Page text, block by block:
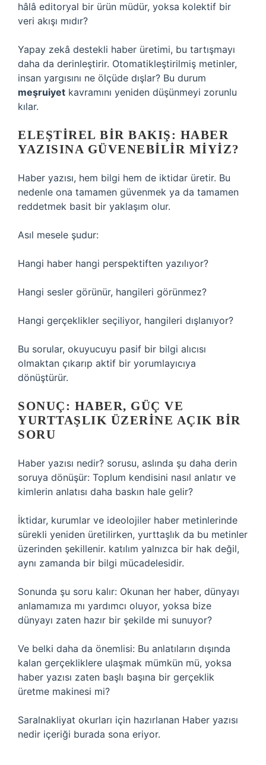
hâlâ editoryal bir ürün müdür, yoksa kolektif bir
veri akışı mıdır?
Yapay zekâ destekli haber üretimi, bu tartışmayı
daha da derinleştirir. Otomatikleştirilmiş metinler,
insan yargısını ne ölçüde dışlar? Bu durum
meşruiyet kavramını yeniden düşünmeyi zorunlu
kılar.
ELEŞTIREL BIR BAKIŞ: HABER
YAZISINA GÜVENEBILIR MIYIZ?
Haber yazısı, hem bilgi hem de iktidar üretir. Bu
nedenle ona tamamen güvenmek ya da tamamen
reddetmek basit bir yaklaşım olur.
Asıl mesele şudur:
Hangi haber hangi perspektiften yazılıyor?
Hangi sesler görünür, hangileri görünmez?
Hangi gerçeklikler seçiliyor, hangileri dışlanıyor?
Bu sorular, okuyucuyu pasif bir bilgi alıcısı
olmaktan çıkarıp aktif bir yorumlayıcıya
dönüştürür.
SONUÇ: HABER, GÜÇ VE
YURTTAŞLIK ÜZERINE AÇIK BIR
SORU
Haber yazısı nedir? sorusu, aslında şu daha derin
soruya dönüşür: Toplum kendisini nasıl anlatır ve
kimlerin anlatısı daha baskın hale gelir?
İktidar, kurumlar ve ideolojiler haber metinlerinde
sürekli yeniden üretilirken, yurttaşlık da bu metinler
üzerinden şekillenir. katılım yalnızca bir hak değil,
aynı zamanda bir bilgi mücadelesidir.
Sonunda şu soru kalır: Okunan her haber, dünyayı
anlamamıza mı yardımcı oluyor, yoksa bize
dünyayı zaten hazır bir şekilde mi sunuyor?
Ve belki daha da önemlisi: Bu anlatıların dışında
kalan gerçekliklere ulaşmak mümkün mü, yoksa
haber yazısı zaten başlı başına bir gerçeklik
üretme makinesi mi?
Saralnakliyat okurları için hazırlanan Haber yazısı
nedir içeriği burada sona eriyor.